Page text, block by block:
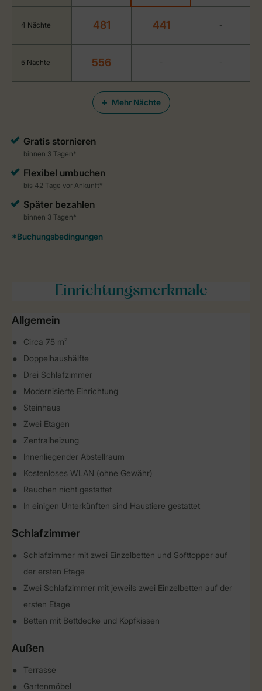
Mehr Nächte
4 Nächte 481 441 -
5 Nächte 556 - -
Einrichtungsmerkmale
Allgemein
Circa 75 m²
Doppelhaushälfte
Drei Schlafzimmer
Modernisierte Einrichtung
Steinhaus
Zwei Etagen
Zentralheizung
Innenliegender Abstellraum
Kostenloses WLAN (ohne Gewähr)
Rauchen nicht gestattet
In einigen Unterkünften sind Haustiere gestattet
Schlafzimmer
Schlafzimmer mit zwei Einzelbetten und Softtopper auf
der ersten Etage
Zwei Schlafzimmer mit jeweils zwei Einzelbetten auf der
ersten Etage
Betten mit Bettdecke und Kopfkissen
Außen
Terrasse
Gartenmöbel